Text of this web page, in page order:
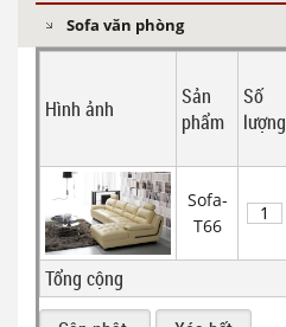
Sofa văn phòng
Hình ảnh
Sản
phẩm
Số
lượng
Sofa-
T66
Tổng cộng